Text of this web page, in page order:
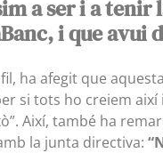
a ser i a
i que avui
ha afegit que
si tots ho creiem
Així, també ha
la junta directiva: